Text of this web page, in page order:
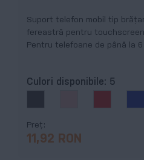
Suport telefon mobil tip
fereastră pentru
Pentru telefoane de până la 6
Culori disponibile: 5
Preț
11,92 RON